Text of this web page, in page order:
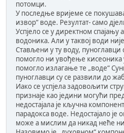
потомци.
У последње вријеме се
извор“ воде. Резултат- само
Успјело се у директном спајању
водоника. Али у таквој води
Стављени у ту воду, пуноглавци
помогло ни увођење кисеоника
помогло излагање те „воде“
пуноглавци су се развили до
Иако се успјела задовољити
признаје као једини могући
недостајала је кључна
парадокса воде. Недостајало
може а мислим да никад неће